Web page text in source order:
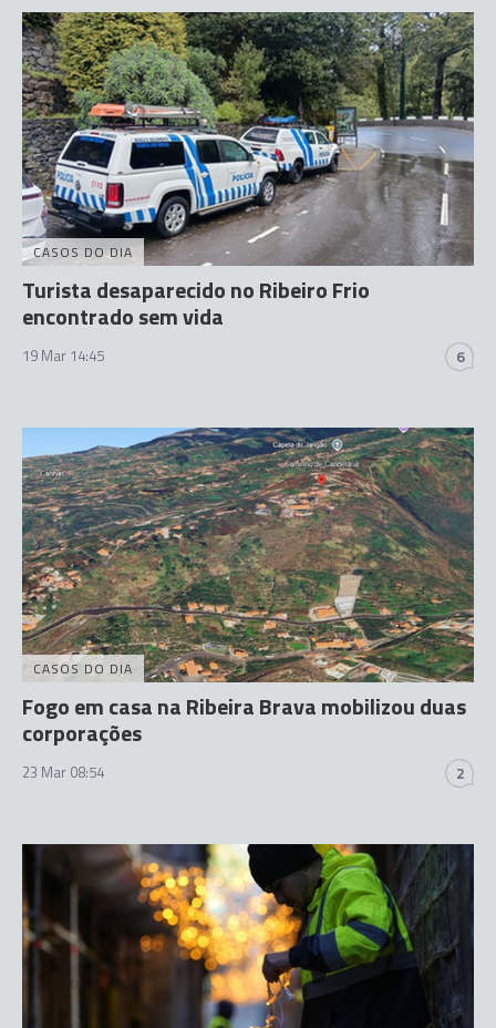
CASOS DO DIA
Turista desaparecido no Ribeiro Frio
encontrado sem vida
19 Mar 14:45 6
CASOS DO DIA
Fogo em casa na Ribeira Brava mobilizou duas
corporações
23 Mar 08:54 2